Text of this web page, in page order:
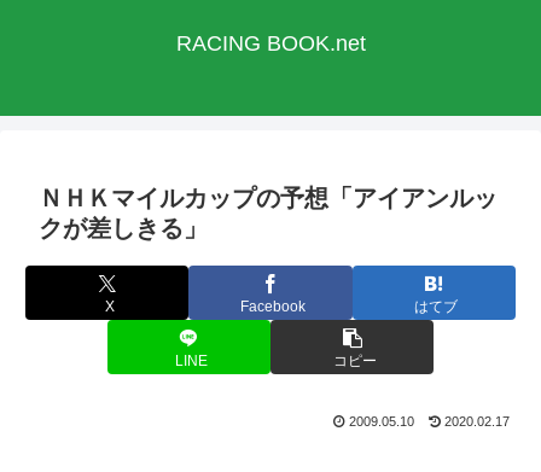
RACING BOOK.net
ＮＨＫマイルカップの予想「アイアンルッ
クが差しきる」
X Facebook はてブ
LINE コピー
2009.05.10 2020.02.17